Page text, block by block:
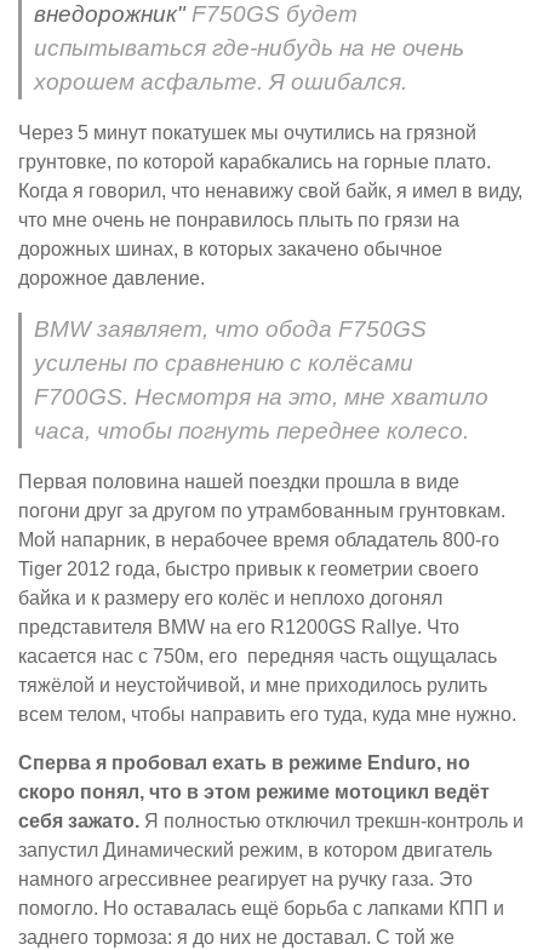
внедорожник"F750GS будет
испытываться где-нибудь на не очень
хорошем асфальте. Я ошибался.
Через 5 минут покатушек мы очутились на грязной
грунтовке, по которой карабкались на горные плато.
Когда я говорил, что ненавижу свой байк, я имел в виду,
что мне очень не понравилось плыть по грязи на
дорожных шинах, в которых закачено обычное
дорожное давление.
BMW заявляет, что обода F750GS
усилены по сравнению с колёсами
F700GS. Несмотря на это, мне хватило
часа, чтобы погнуть переднее колесо.
Первая половина нашей поездки прошла в виде
погони друг за другом по утрамбованным грунтовкам.
Мой напарник, в нерабочее время обладатель 800-го
Tiger 2012 года, быстро привык к геометрии своего
байка и к размеру его колёс и неплохо догонял
представителя BMW на его R1200GS Rallye. Что
касается нас с 750м, его передняя часть ощущалась
тяжёлой и неустойчивой, и мне приходилось рулить
всем телом, чтобы направить его туда, куда мне нужно.
Сперва я пробовал ехать в режиме Enduro, но
скоро понял, что в этом режиме мотоцикл ведёт
себя зажато. Я полностью отключил трекшн-контроль и
запустил Динамический режим, в котором двигатель
намного агрессивнее реагирует на ручку газа. Это
помогло. Но оставалась ещё борьба с лапками КПП и
заднего тормоза: я до них не доставал. С той же